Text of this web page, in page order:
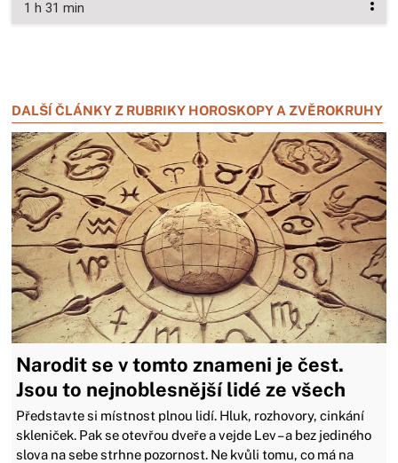
1 h 31 min
DALŠÍ ČLÁNKY Z RUBRIKY HOROSKOPY A ZVĚROKRUHY
Narodit se v tomto znameni je čest.
Jsou to nejnoblesnější lidé ze všech
Představte si místnost plnou lidí. Hluk, rozhovory, cinkání
skleniček. Pak se otevřou dveře a vejde Lev – a bez jediného
slova na sebe strhne pozornost. Ne kvůli tomu, co má na